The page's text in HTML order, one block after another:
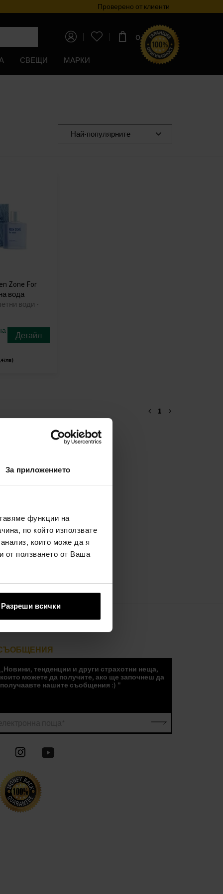
За приложението
функции на
по който използвате
които може да я
от ползването от Ваша
Разреши всички
Програма за лоялностПроверено от клиенти
0,00€ (0,00лв)
СВЕЩИ МАРКИ
Най-популярните
Zone For
вода
води -
Детайл
1
„Новини, тенденции и други страхотни неща,
които можете да получите, ако ще започнеш да
получаавте нашите съобщения :) "